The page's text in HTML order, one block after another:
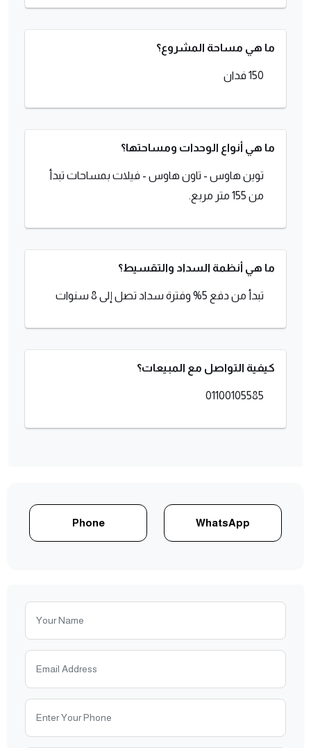
ما هي مساحة المشروع؟
150 فدان
ما هي أنواع الوحدات ومساحتها؟
توين هاوس - تاون هاوس - فيلات بمساحات تبدأ
من 155 متر مربع.
ما هي أنظمة السداد والتقسيط؟
تبدأ من دفع 5% وفترة سداد تصل إلى 8 سنوات
كيفية التواصل مع المبيعات؟
01100105585
WhatsApp
Phone